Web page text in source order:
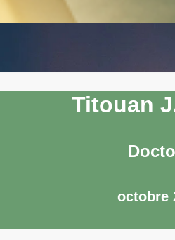
Titouan
octobre